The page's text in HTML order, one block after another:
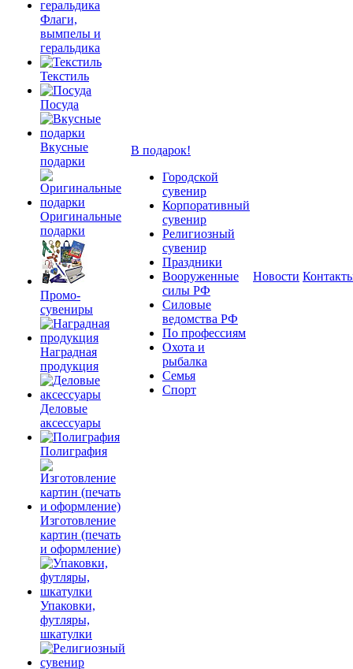
Флаги,
вымпелы и
геральдика
Текстиль
Посуда
Вкусные
подарки
Оригинальные
подарки
Промо-
сувениры
Наградная
продукция
Деловые
аксессуары
Полиграфия
Изготовление
картин (печать
и оформление)
Упаковки,
футляры,
шкатулки
В подарок!
Городской
сувенир
Корпоративный
сувенир
Религиозный
сувенир
Праздники
Вооруженные
силы РФ
Силовые
ведомства РФ
По профессиям
Охота и
рыбалка
Семья
Спорт
Новости